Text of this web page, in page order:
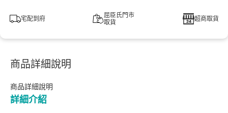
宅配到府
屈臣氏門市
取貨
超商取貨
商品詳細說明
商品詳細說明
詳細介紹